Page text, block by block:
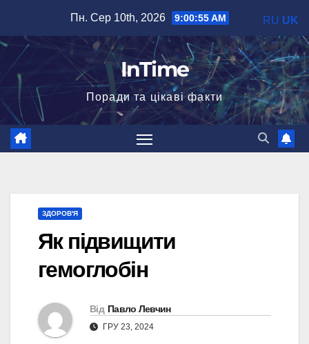
вмісту
Пн. Сер 10th, 2026 9:00:56 AM
InTime
Поради та цікаві факти
ЗДОРОВ'Я
Як підвищити
гемоглобін
Від Павло Левчин
ГРУ 23, 2024
RU UK